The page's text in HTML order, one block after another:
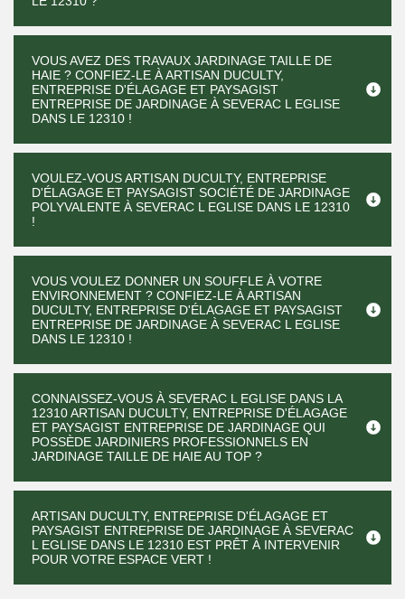
VOUS AVEZ DES TRAVAUX JARDINAGE TAILLE DE
HAIE ? CONFIEZ-LE À ARTISAN DUCULTY,
ENTREPRISE D'ÉLAGAGE ET PAYSAGIST
ENTREPRISE DE JARDINAGE À SEVERAC L EGLISE
DANS LE 12310 !
VOULEZ-VOUS ARTISAN DUCULTY, ENTREPRISE
D'ÉLAGAGE ET PAYSAGIST SOCIÉTÉ DE JARDINAGE
POLYVALENTE À SEVERAC L EGLISE DANS LE 12310
!
VOUS VOULEZ DONNER UN SOUFFLE À VOTRE
ENVIRONNEMENT ? CONFIEZ-LE À ARTISAN
DUCULTY, ENTREPRISE D'ÉLAGAGE ET PAYSAGIST
ENTREPRISE DE JARDINAGE À SEVERAC L EGLISE
DANS LE 12310 !
CONNAISSEZ-VOUS À SEVERAC L EGLISE DANS LA
12310 ARTISAN DUCULTY, ENTREPRISE D'ÉLAGAGE
ET PAYSAGIST ENTREPRISE DE JARDINAGE QUI
POSSÈDE JARDINIERS PROFESSIONNELS EN
JARDINAGE TAILLE DE HAIE AU TOP ?
ARTISAN DUCULTY, ENTREPRISE D'ÉLAGAGE ET
PAYSAGIST ENTREPRISE DE JARDINAGE À SEVERAC
L EGLISE DANS LE 12310 EST PRÊT À INTERVENIR
POUR VOTRE ESPACE VERT !